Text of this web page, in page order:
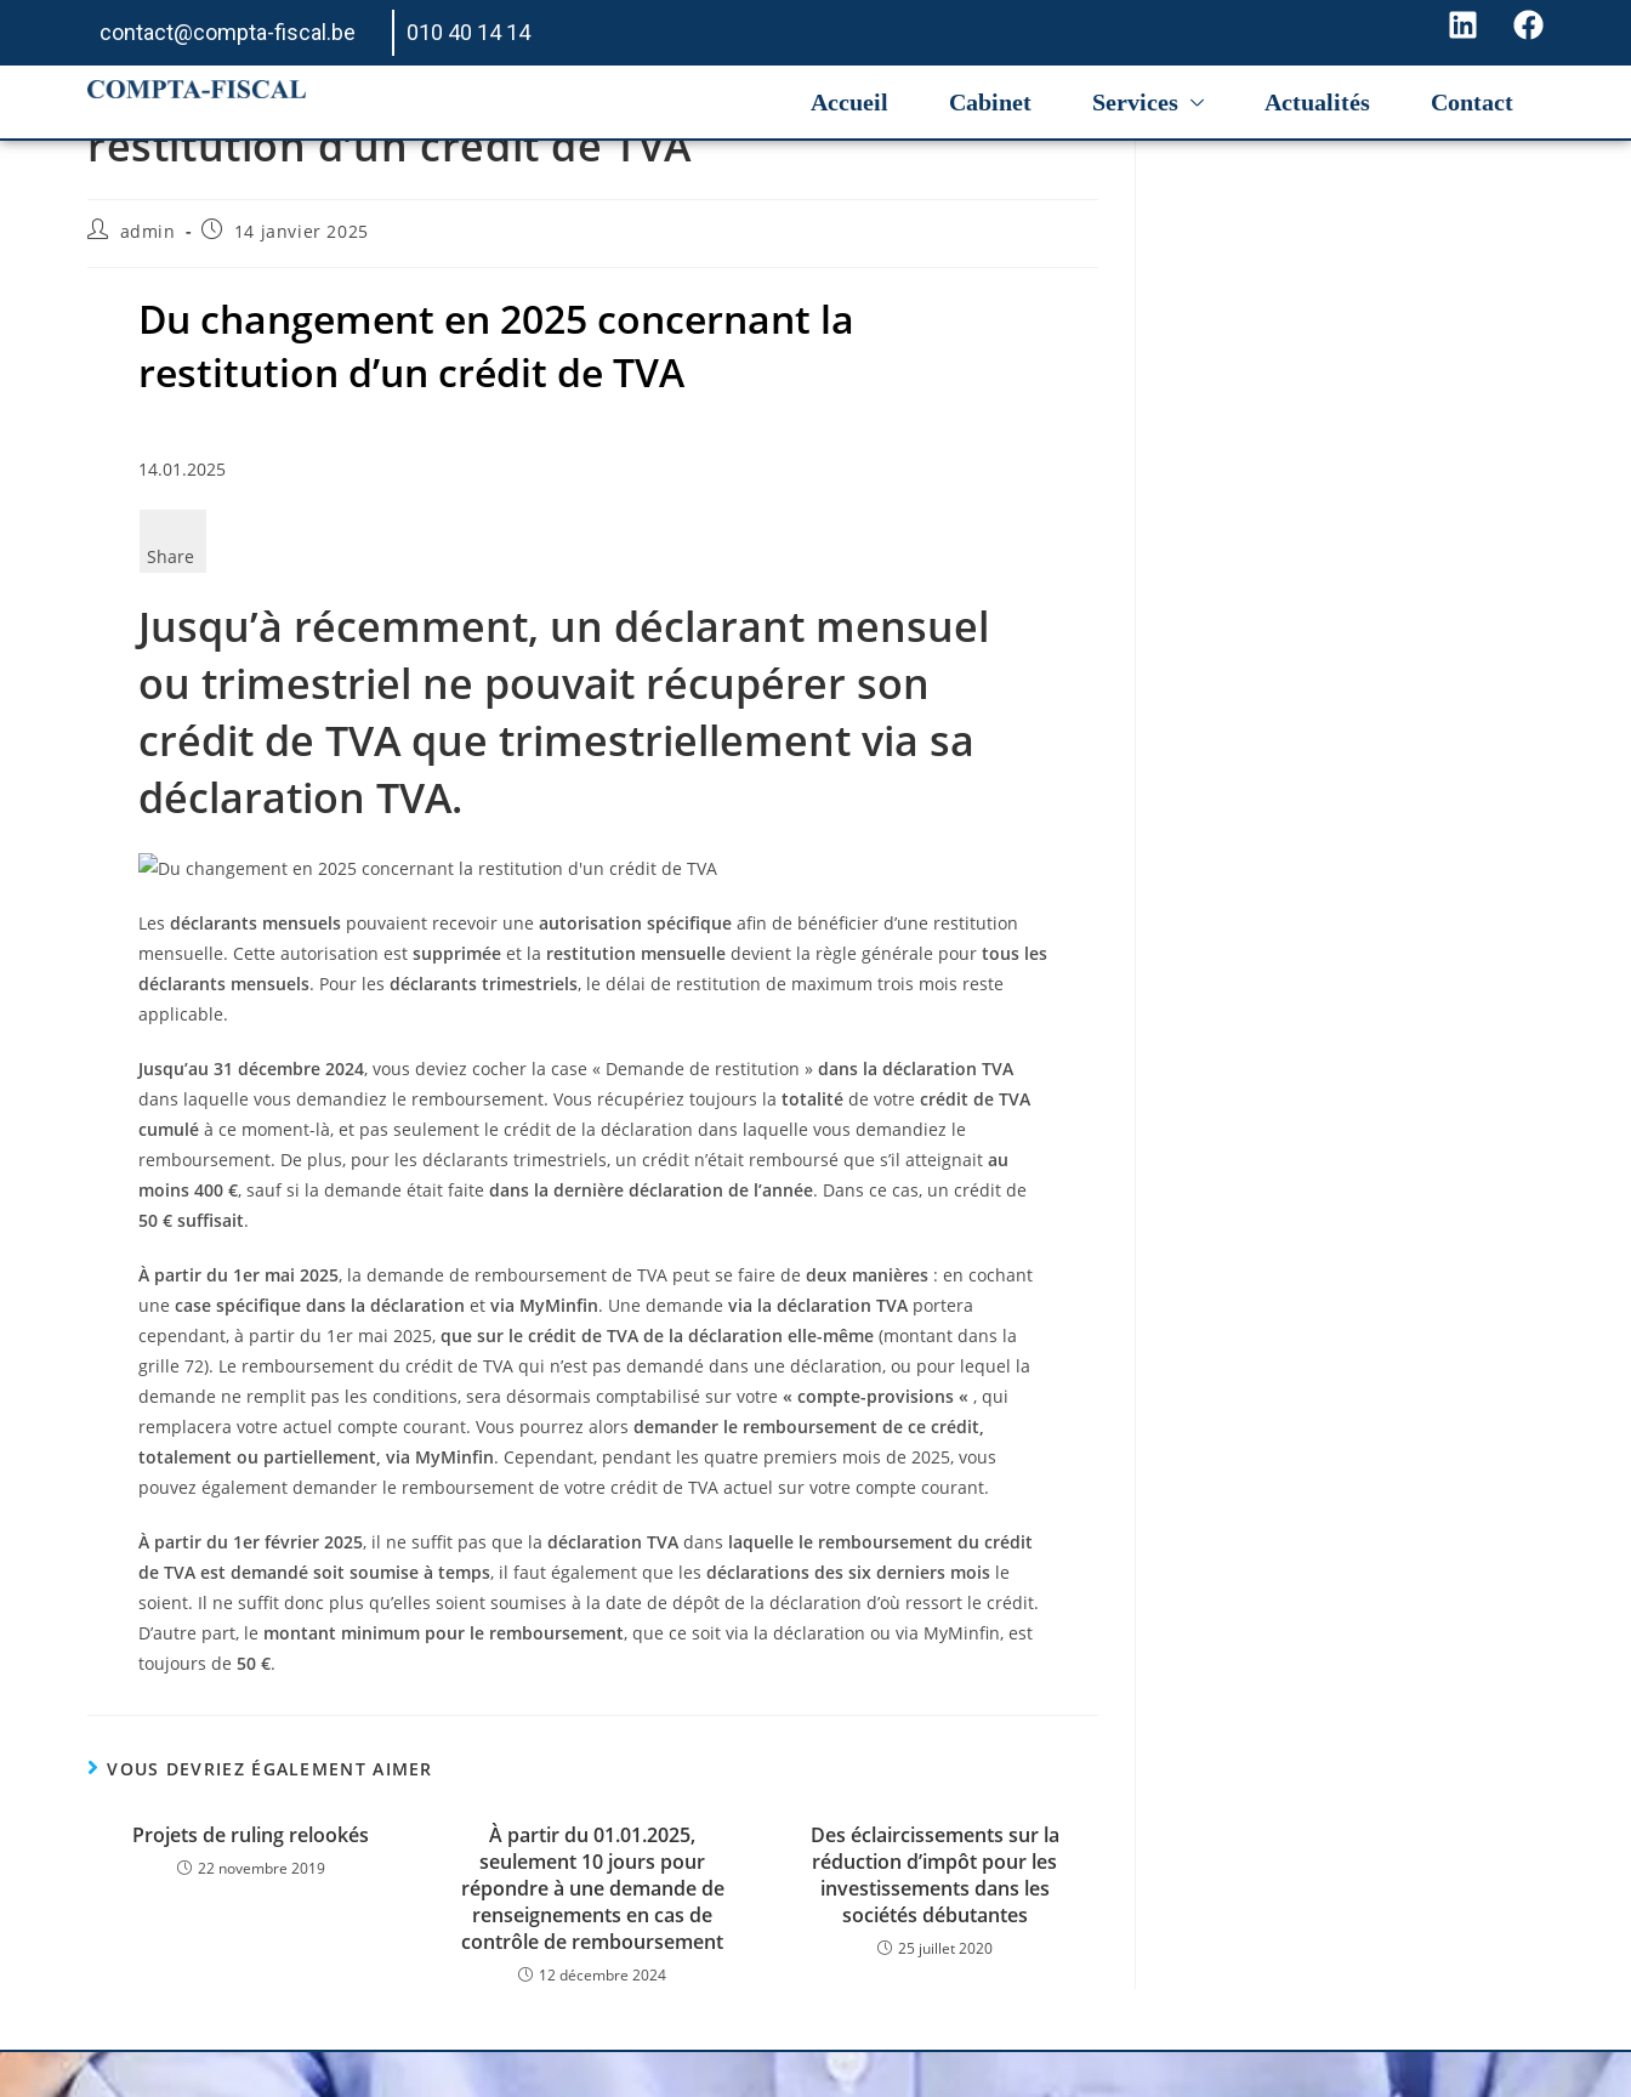
contact@compta-fiscal.be 010 40 14 14
Accueil Cabinet Services Actualités Contact
Du changement en 2025 concernant la
restitution d’un crédit de TVA
admin 14 janvier 2025
Du changement en 2025 concernant la
restitution d’un crédit de TVA
14.01.2025
Share
Jusqu’à récemment, un déclarant mensuel
ou trimestriel ne pouvait récupérer son
crédit de TVA que trimestriellement via sa
déclaration TVA.
Les déclarants mensuels pouvaient recevoir une autorisation spécifique afin de bénéficier d’une restitution
mensuelle. Cette autorisation estsuppriméeet la restitution mensuelledevient la règle générale pour tous les
déclarants mensuels. Pour les déclarants trimestriels, le délai de restitution de maximum trois mois reste
applicable.
Jusqu’au 31 décembre 2024, vous deviez cocher la case « Demande de restitution » dans la déclaration TVA
dans laquelle vous demandiez le remboursement. Vous récupériez toujours la totalitéde votre crédit de TVA
cumulé à ce moment-là, et pas seulement le crédit de la déclaration dans laquelle vous demandiez le
remboursement. De plus, pour les déclarants trimestriels, un crédit n’était remboursé que s’il atteignait au
moins 400 €, sauf si la demande était faite dans la dernière déclaration de l’année. Dans ce cas, un crédit de
50 € suffisait.
À partir du 1er mai 2025, la demande de remboursement de TVA peut se faire de deux manières: en cochant
une case spécifique dans la déclaration et via MyMinfin. Une demande via la déclaration TVAportera
cependant, à partir du 1er mai 2025, que sur le crédit de TVA de la déclaration elle-même(montant dans la
grille 72). Le remboursement du crédit de TVA qui n’est pas demandé dans une déclaration, ou pour lequel la
demande ne remplit pas les conditions, sera désormais comptabilisé sur votre « compte-provisions « , qui
remplacera votre actuel compte courant. Vous pourrez alors demander le remboursement de ce crédit,
totalement ou partiellement, via MyMinfin. Cependant, pendant les quatre premiers mois de 2025, vous
pouvez également demander le remboursement de votre crédit de TVA actuel sur votre compte courant.
À partir du 1er février 2025, il ne suffit pas que la déclaration TVA dans laquelle le remboursement du crédit
de TVA est demandé soit soumise à temps, il faut également que les déclarations des six derniers moisle
soient. Il ne suffit donc plus qu’elles soient soumises à la date de dépôt de la déclaration d’où ressort le crédit.
D’autre part, le montant minimum pour le remboursement, que ce soit via la déclaration ou via MyMinfin, est
toujours de 50 €.
VOUS DEVRIEZ ÉGALEMENT AIMER
Projets de ruling relookés
22 novembre 2019
À partir du 01.01.2025,
seulement 10 jours pour
répondre à une demande de
renseignements en cas de
contrôle de remboursement
12 décembre 2024
Des éclaircissements sur la
réduction d’impôt pour les
investissements dans les
sociétés débutantes
25 juillet 2020